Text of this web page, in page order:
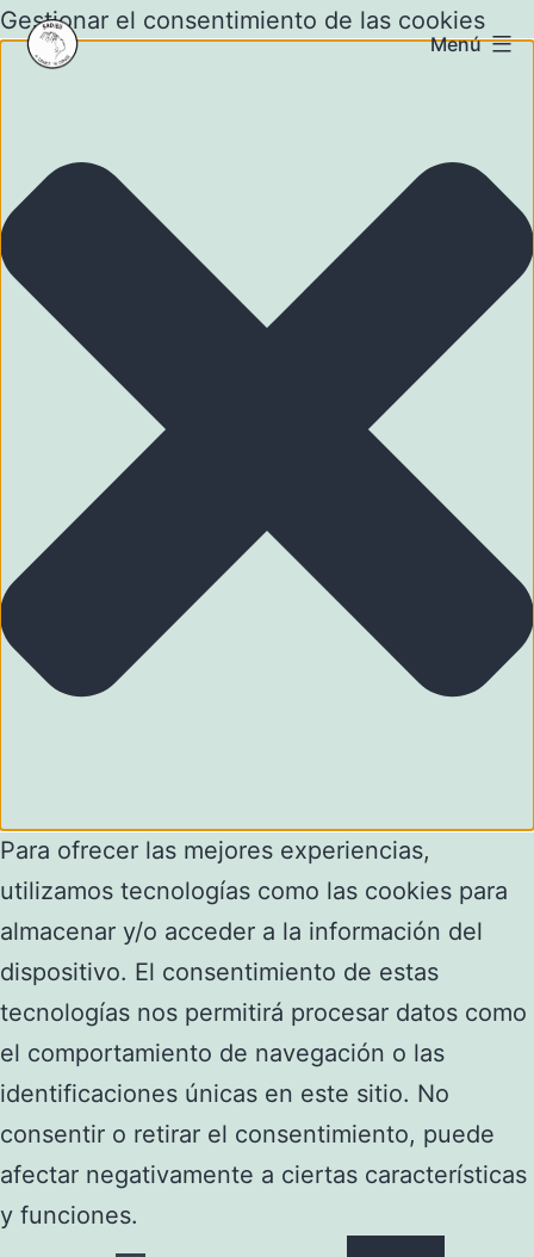
Gestionar el consentimiento de las cookies
Para ofrecer las mejores experiencias,
utilizamos tecnologías como las cookies para
almacenar y/o acceder a la información del
dispositivo. El consentimiento de estas
tecnologías nos permitirá procesar datos como
el comportamiento de navegación o las
identificaciones únicas en este sitio. No
consentir o retirar el consentimiento, puede
afectar negativamente a ciertas características
y funciones.
Menú